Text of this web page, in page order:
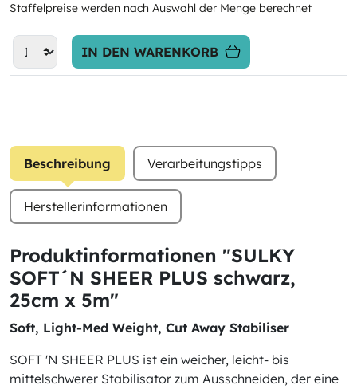
Staffelpreise werden nach Auswahl der Menge berechnet
IN DEN WARENKORB
Beschreibung Verarbeitungstipps
Herstellerinformationen
Produktinformationen "SULKY
SOFT´N SHEER PLUS schwarz,
25cm x 5m"
Soft, Light-Med Weight, Cut Away Stabiliser
SOFT 'N SHEER PLUS ist ein weicher, leicht- bis
mittelschwerer Stabilisator zum Ausschneiden, der eine